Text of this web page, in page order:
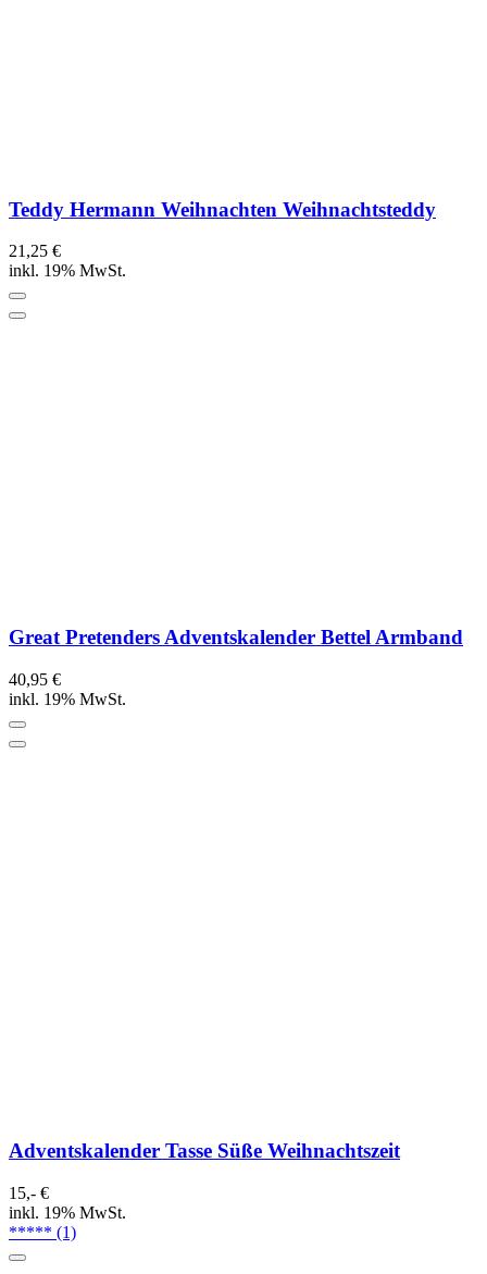
Teddy Hermann Weihnachten Weihnachtsteddy
21,25 €
inkl. 19% MwSt.
Great Pretenders Adventskalender Bettel Armband
40,95 €
inkl. 19% MwSt.
Adventskalender Tasse Süße Weihnachtszeit
15,- €
inkl. 19% MwSt.
***** (1)